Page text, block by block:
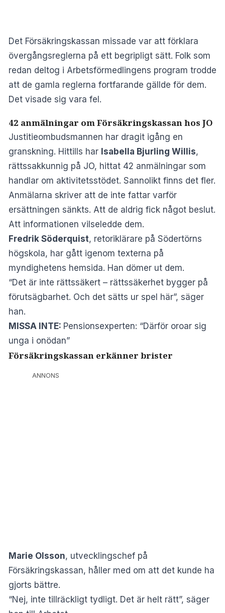
Det Försäkringskassan missade var att förklara
övergångsreglerna på ett begripligt sätt. Folk som
redan deltog i Arbetsförmedlingens program trodde
att de gamla reglerna fortfarande gällde för dem.
Det visade sig vara fel.
42 anmälningar om Försäkringskassan hos JO
Justitieombudsmannen har dragit igång en
granskning. Hittills har Isabella Bjurling Willis,
rättssakkunnig på JO, hittat 42 anmälningar som
handlar om aktivitetsstödet. Sannolikt finns det fler.
Anmälarna skriver att de inte fattar varför
ersättningen sänkts. Att de aldrig fick något beslut.
Att informationen vilseledde dem.
Fredrik Söderquist, retoriklärare på Södertörns
högskola, har gått igenom texterna på
myndighetens hemsida. Han dömer ut dem.
“Det är inte rättssäkert – rättssäkerhet bygger på
förutsägbarhet. Och det sätts ur spel här”, säger
han.
MISSA INTE: Pensionsexperten: “Därför oroar sig
unga i onödan”
Försäkringskassan erkänner brister
ANNONS
Marie Olsson, utvecklingschef på
Försäkringskassan, håller med om att det kunde ha
gjorts bättre.
“Nej, inte tillräckligt tydligt. Det är helt rätt”, säger